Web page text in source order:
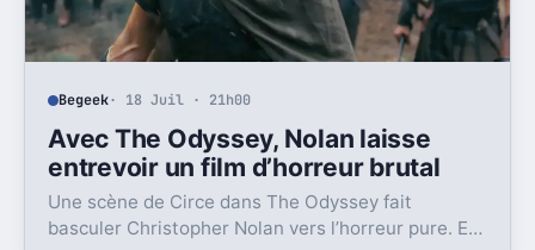
Begeek· 18 Juil · 21h00
Avec The Odyssey, Nolan laisse
entrevoir un film d’horreur brutal
Une scène de Circe dans The Odyssey fait
basculer Christopher Nolan vers l’horreur pure. Et